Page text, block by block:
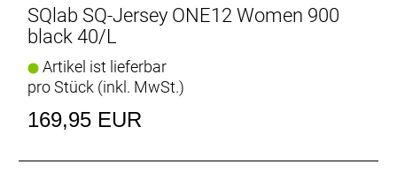
SQlab SQ-Jersey ONE12 Women 900
black 40/L
Artikel ist lieferbar
pro Stück (inkl. MwSt.)
169,95 EUR